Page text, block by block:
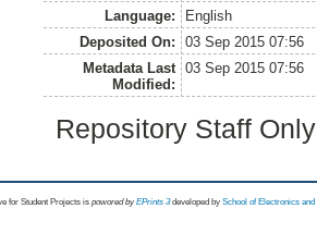
Language:
English
Deposited On:
03 Sep 2015 07:56
Metadata Last
Modified:
03 Sep 2015 07:56
Repository Staff
for Student Projects is powored byEPrints 3 developed by School of Electronics